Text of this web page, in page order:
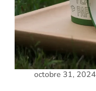
octobre 31, 2024